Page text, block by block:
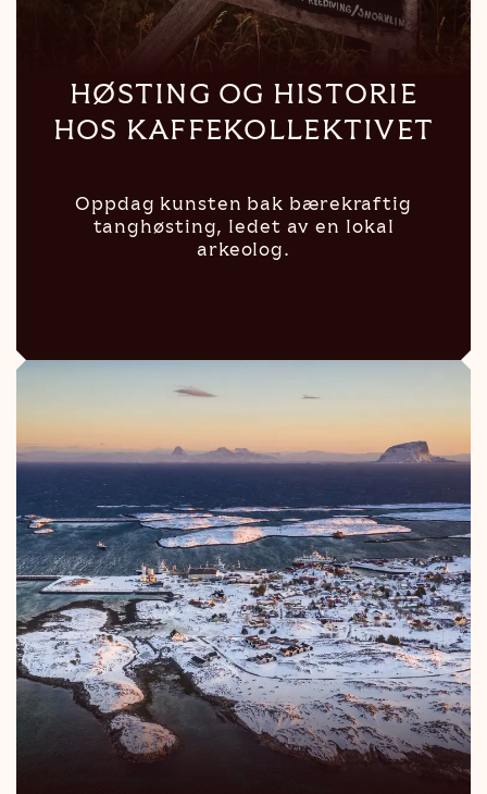
HØSTING OG HISTORIE
HOS KAFFEKOLLEKTIVET
Oppdag kunsten bak bærekraftig
tanghøsting, ledet av en lokal
arkeolog.